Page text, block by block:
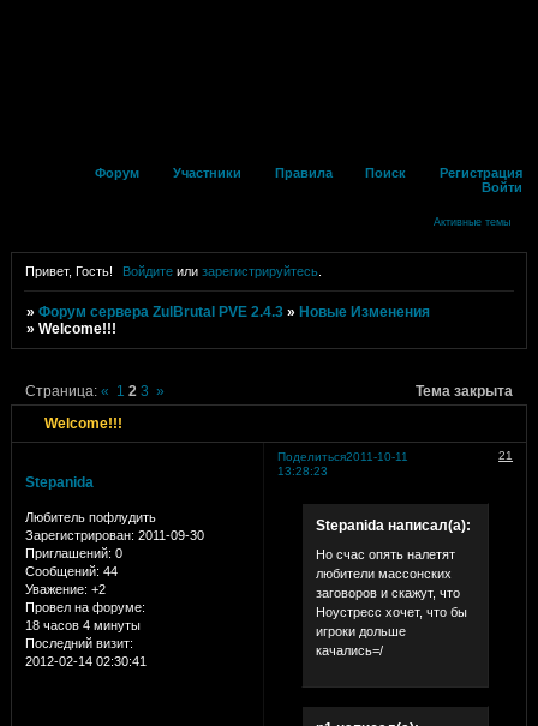
Форум Участники Правила Поиск
Регистрация
Войти
Активные темы
Привет, Гость! Войдите илизарегистрируйтесь
»Форум сервера ZulBrutal PVE 2.4.3 »Новые Изменения
»Welcome!!!
Welcome!!!
Страница:« 1 2 3 » Тема закрыта
Поделиться 21
2011-10-11
13:28:23
Stepanida
Любитель пофлудить
Зарегистрирован: 2011-09-30
Приглашений: 0
Сообщений: 44
Уважение: +2
Провел на форуме:
18 часов 4 минуты
Последний визит:
2012-02-14 02:30:41
Stepanida написал(а):
Но счас опять налетят
любители массонских
заговоров и скажут, что
Ноустресс хочет, что бы
игроки дольше
качались=/